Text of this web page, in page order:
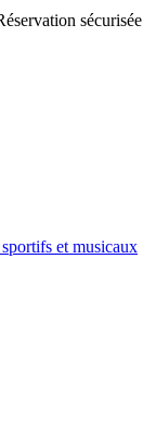
sécurisée
et musicaux